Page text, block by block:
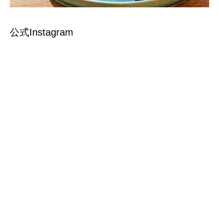
公式Instagram